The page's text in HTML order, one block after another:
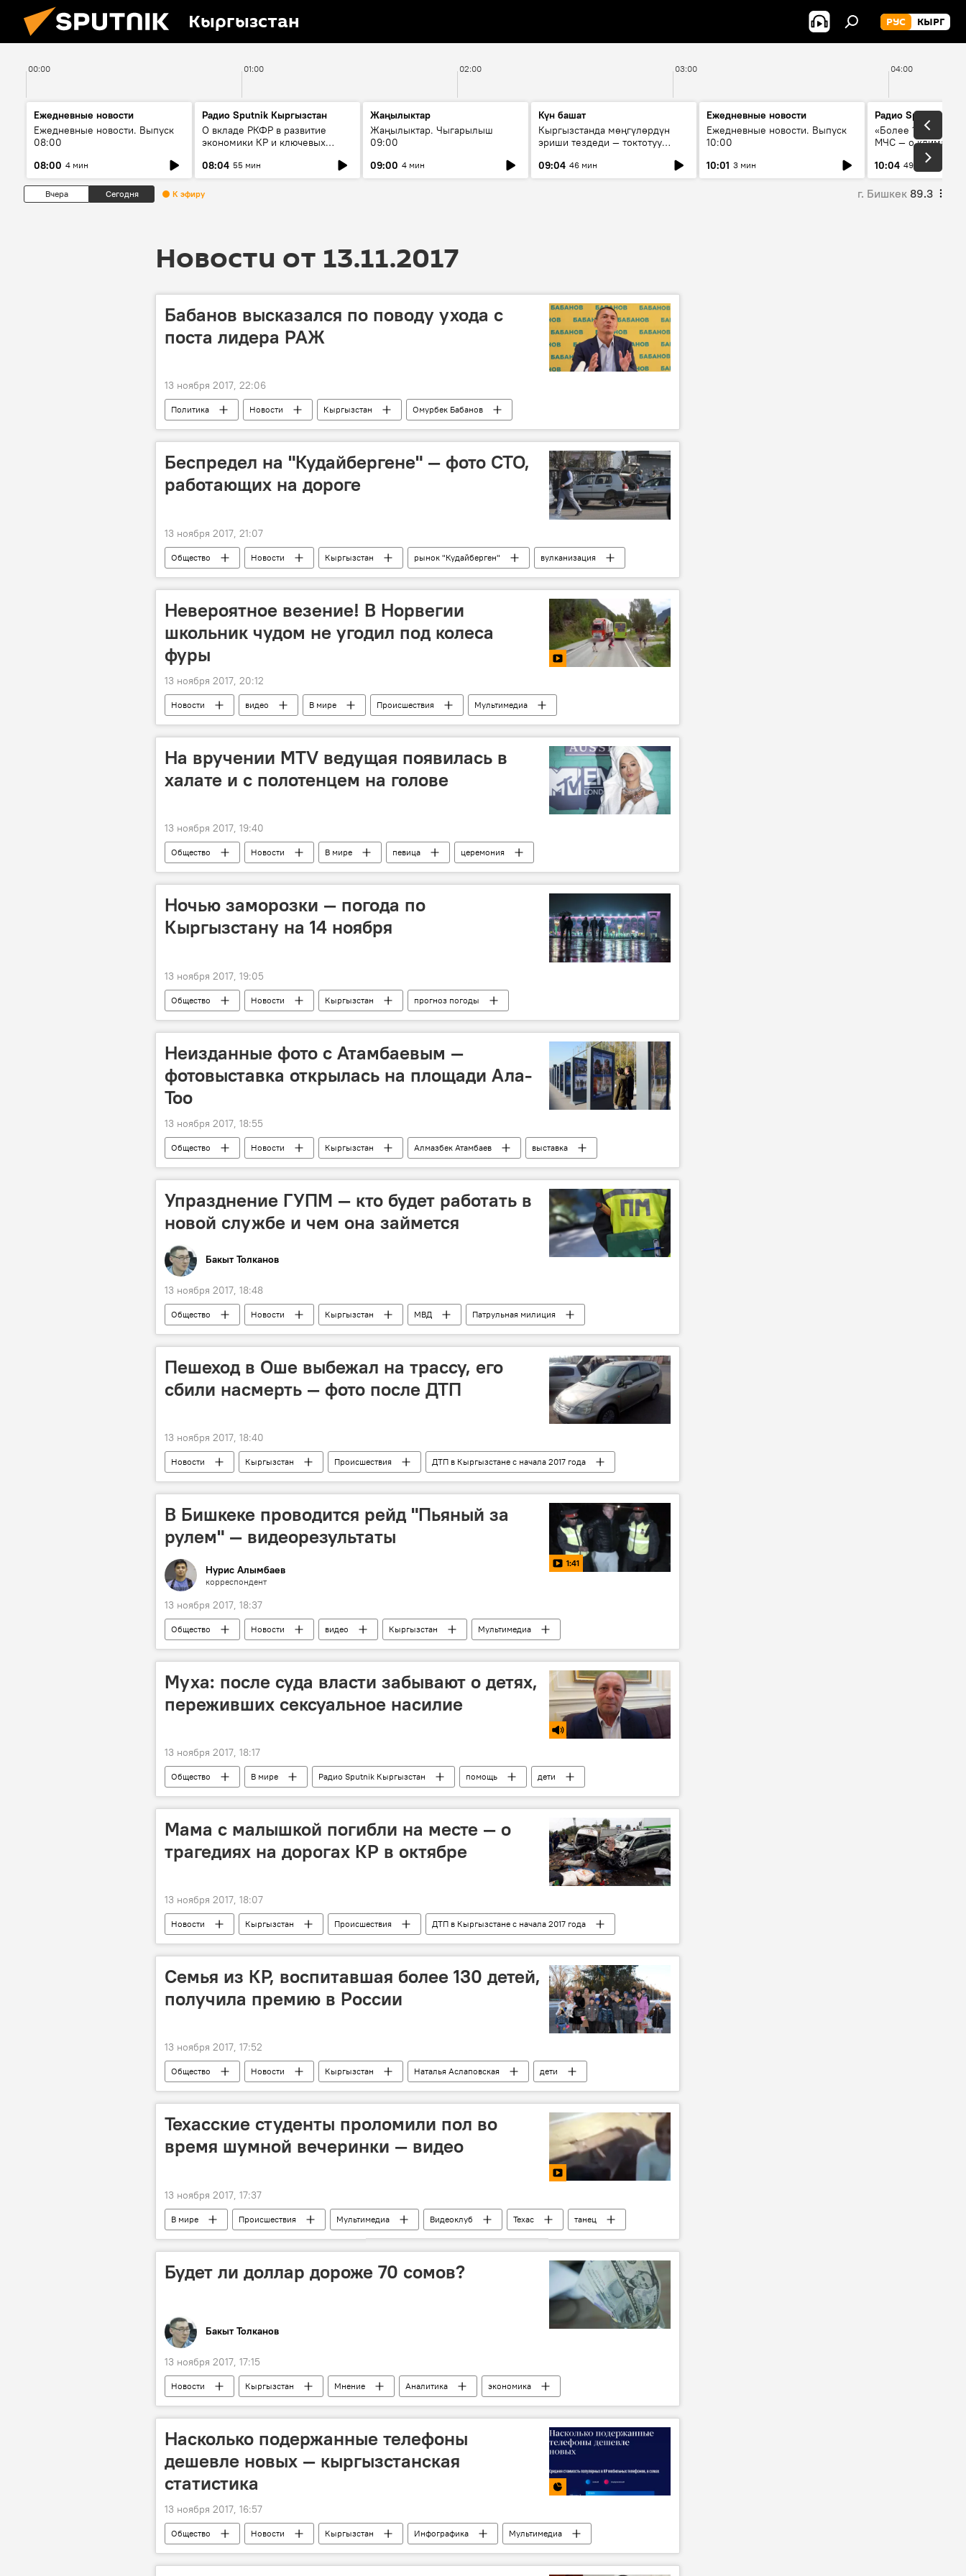
Кыргызстан РУС КЫРГ
00:00 01:00 02:00 03:00 04:00
Ежедневные новости
Ежедневные новости. Выпуск
08:00
08:00 4 мин
Радио Sputnik Кыргызстан
О вкладе РКФР в развитие
экономики КР и ключевых
08:04 55 мин
Жаңылыктар
Жаңылыктар. Чыгарылыш
09:00
09:00 4 мин
Күн башат
Кыргызстанда мөңгүлөрдүн
эриши тездеди — токтотуу
09:04 46 мин
Ежедневные новости
Ежедневные новости. Выпуск
10:00
10:01 3 мин
Радио Sputnik
«Более 1200 сёл в
МЧС — о климате,
системе
населения
10:04 49 мин
Вчера Сегодня К эфиру г. Бишкек 89.3
Новости от 13.11.2017
Бабанов высказался по поводу ухода с
поста лидера РАЖ
13 ноября 2017, 22:06
Политика Новости Кыргызстан
Омурбек Бабанов
Республика — Ата-Журт
заявление
Беспредел на "Кудайбергене" — фото СТО,
работающих на дороге
13 ноября 2017, 21:07
Общество Новости Кыргызстан рынок "Кудайберген" вулканизация
Невероятное везение! В Норвегии
школьник чудом не угодил под колеса
фуры
13 ноября 2017, 20:12
Новости видео В мире Происшествия
Мультимедиа
Норвегия
грузовик реакция школьники
На вручении МТV ведущая появилась в
халате и с полотенцем на голове
13 ноября 2017, 19:40
Общество Новости В мире певица церемония
Ночью заморозки — погода по
Кыргызстану на 14 ноября
13 ноября 2017, 19:05
Общество Новости Кыргызстан
прогноз погоды
погода в Кыргызстане
Неизданные фото с Атамбаевым —
фотовыставка открылась на площади Ала-
Тоо
13 ноября 2017, 18:55
Общество Новости Кыргызстан Алмазбек Атамбаев
выставка
фото
Упразднение ГУПМ — кто будет работать в
новой службе и чем она займется
Бакыт Толканов
13 ноября 2017, 18:48
Общество Новости Кыргызстан МВД
Патрульная милиция
Главное управление по обеспечению безопасности дорожного движения (ГУОБДД)
Пешеход в Оше выбежал на трассу, его
сбили насмерть — фото после ДТП
13 ноября 2017, 18:40
Новости Кыргызстан Происшествия
ДТП в Кыргызстане с начала 2017 года
Ош
ДТП наезд
В Бишкеке проводится рейд "Пьяный за
рулем" — видеорезультаты
1:41
Нурис Алымбаев
корреспондент
13 ноября 2017, 18:37
Общество Новости видео Кыргызстан Мультимедиа
Муха: после суда власти забывают о детях,
переживших сексуальное насилие
13 ноября 2017, 18:17
Общество В мире Радио Sputnik Кыргызстан помощь
дети
насилие
реабилитация центр
Мама с малышкой погибли на месте — о
трагедиях на дорогах КР в октябре
13 ноября 2017, 18:07
Новости Кыргызстан Происшествия
ДТП в Кыргызстане с начала 2017 года
ДТП
смерть водитель нарушение ПДД
пешеход
Семья из КР, воспитавшая более 130 детей,
получила премию в России
13 ноября 2017, 17:52
Общество Новости Кыргызстан Наталья Аслаповская
дети
премия
Россия
Техасские студенты проломили пол во
время шумной вечеринки — видео
13 ноября 2017, 17:37
В мире Происшествия Мультимедиа Видеоклуб Техас
танец
общежитие
вечеринка
Будет ли доллар дороже 70 сомов?
Бакыт Толканов
13 ноября 2017, 17:15
Новости Кыргызстан Мнение Аналитика
экономика
Кубанычбек Кулматов
Кубат Рахимов
Жумакадыр Акенеев
Насколько подержанные телефоны
дешевле новых — кыргызстанская
статистика
13 ноября 2017, 16:57
Общество Новости Кыргызстан Инфографика
Мультимедиа
мобильный телефон
цена